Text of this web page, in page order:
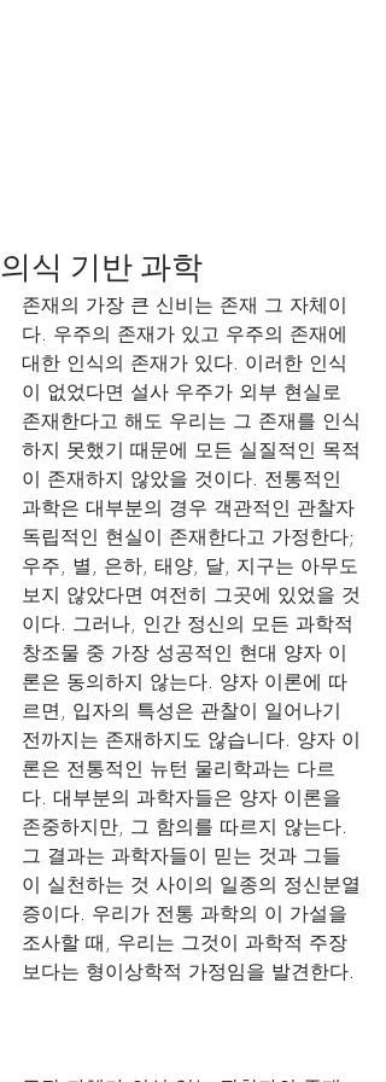
의식 기반 과학
존재의 가장 큰 신비는 존재 그 자체이
다. 우주의 존재가 있고 우주의 존재에
대한 인식의 존재가 있다. 이러한 인식
이 없었다면 설사 우주가 외부 현실로
존재한다고 해도 우리는 그 존재를 인식
하지 못했기 때문에 모든 실질적인 목적
이 존재하지 않았을 것이다. 전통적인
과학은 대부분의 경우 객관적인 관찰자
독립적인 현실이 존재한다고 가정한다;
우주, 별, 은하, 태양, 달, 지구는 아무도
보지 않았다면 여전히 그곳에 있었을 것
이다. 그러나, 인간 정신의 모든 과학적
창조물 중 가장 성공적인 현대 양자 이
론은 동의하지 않는다. 양자 이론에 따
르면, 입자의 특성은 관찰이 일어나기
전까지는 존재하지도 않습니다. 양자 이
론은 전통적인 뉴턴 물리학과는 다르
다. 대부분의 과학자들은 양자 이론을
존중하지만, 그 함의를 따르지 않는다.
그 결과는 과학자들이 믿는 것과 그들
이 실천하는 것 사이의 일종의 정신분열
증이다. 우리가 전통 과학의 이 가설을
조사할 때, 우리는 그것이 과학적 주장
보다는 형이상학적 가정임을 발견한다.